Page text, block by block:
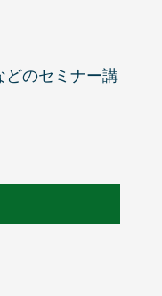
のセミナー講